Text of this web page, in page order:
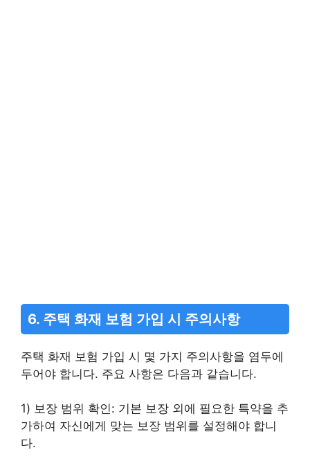
6. 주택 화재 보험 가입 시 주의사항
주택 화재 보험 가입 시 몇 가지 주의사항을 염두에
두어야 합니다. 주요 사항은 다음과 같습니다.
1) 보장 범위 확인: 기본 보장 외에 필요한 특약을 추
가하여 자신에게 맞는 보장 범위를 설정해야 합니
다.